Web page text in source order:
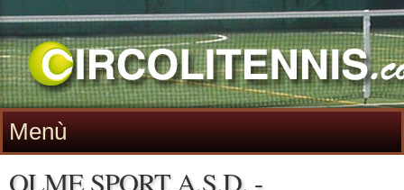
Menù
OLME SPORT A.S.D. -